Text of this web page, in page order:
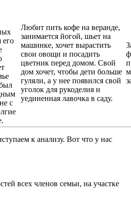
его
с
Любит пить кофе на веранде,
занимается йогой, шьет на
машинке, хочет вырастить
свои овощи и посадить
цветник перед домом. Свой
дом хочет, чтобы дети больше
гуляли, а у нее появился свой
уголок для рукоделия и
уединенная лавочка в саду.
к анализу. Вот что у нас
всех членов семьи, на участке